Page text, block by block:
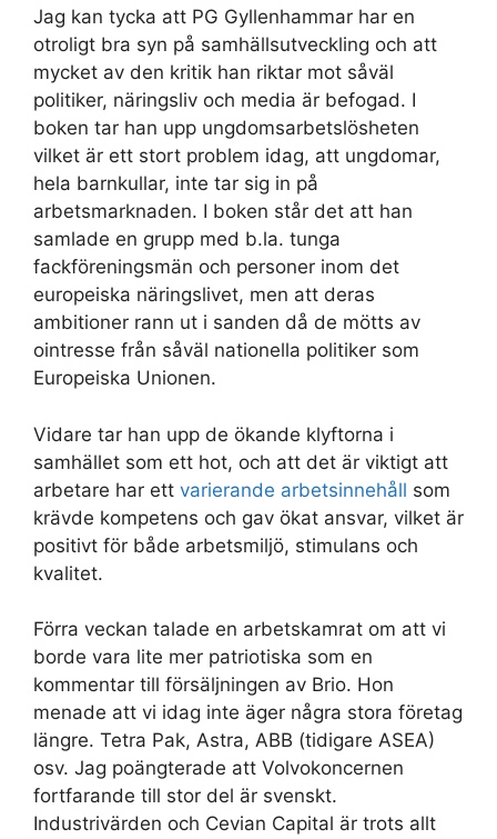
Jag kan tycka att PG Gyllenhammar har en
otroligt bra syn på samhällsutveckling och att
mycket av den kritik han riktar mot såväl
politiker, näringsliv och media är befogad. I
boken tar han upp ungdomsarbetslösheten
vilket är ett stort problem idag, att ungdomar,
hela barnkullar, inte tar sig in på
arbetsmarknaden. I boken står det att han
samlade en grupp med b.la. tunga
fackföreningsmän och personer inom det
europeiska näringslivet, men att deras
ambitioner rann ut i sanden då de mötts av
ointresse från såväl nationella politiker som
Europeiska Unionen.
Vidare tar han upp de ökande klyftorna i
samhället som ett hot, och att det är viktigt att
arbetare har ett varierande arbetsinnehåll som
krävde kompetens och gav ökat ansvar, vilket är
positivt för både arbetsmiljö, stimulans och
kvalitet.
Förra veckan talade en arbetskamrat om att vi
borde vara lite mer patriotiska som en
kommentar till försäljningen av Brio. Hon
menade att vi idag inte äger några stora företag
längre. Tetra Pak, Astra, ABB (tidigare ASEA)
osv. Jag poängterade att Volvokoncernen
fortfarande till stor del är svenskt.
Industrivärden och Cevian Capital är trots allt